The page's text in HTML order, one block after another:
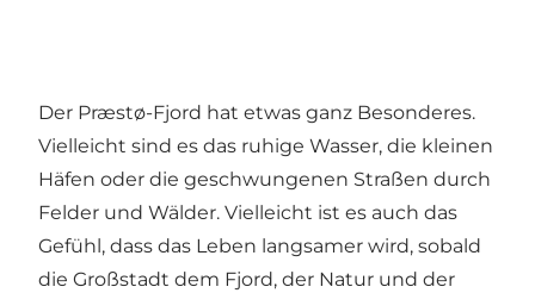
Der Præstø-Fjord hat etwas ganz Besonderes.
Vielleicht sind es das ruhige Wasser, die kleinen
Häfen oder die geschwungenen Straßen durch
Felder und Wälder. Vielleicht ist es auch das
Gefühl, dass das Leben langsamer wird, sobald
die Großstadt dem Fjord, der Natur und der